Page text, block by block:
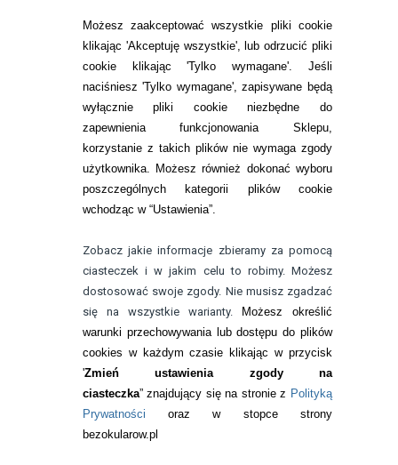
Możesz zaakceptować wszystkie pliki cookie
klikając 'Akceptuję wszystkie', lub odrzucić pliki
cookie klikając 'Tylko wymagane'. Jeśli
naciśniesz 'Tylko wymagane', zapisywane będą
wyłącznie pliki cookie niezbędne do
zapewnienia funkcjonowania Sklepu,
korzystanie z takich plików nie wymaga zgody
użytkownika. Możesz również dokonać wyboru
poszczególnych kategorii plików cookie
wchodząc w “Ustawienia”.
Zobacz jakie informacje zbieramy za pomocą
ciasteczek i w jakim celu to robimy. Możesz
dostosować swoje zgody. Nie musisz zgadzać
się na wszystkie warianty.
Możesz określić
warunki przechowywania lub dostępu do plików
cookies w każdym czasie klikając w przycisk
'Zmień ustawienia zgody na
ciasteczka” znajdujący się na stronie z Polityką
Prywatności oraz w stopce strony
bezokularow.pl
SOCZEWKI KOLOROWE
Zwrot (odstąpienie od umowy)
ZMIEŃ USTAWIENIA ZGODY NA CIASTECZKA
KONTAKT
telefon:
22 113 44 42
telefon:
732 08 08 72
kontakt@bezokularow.pl